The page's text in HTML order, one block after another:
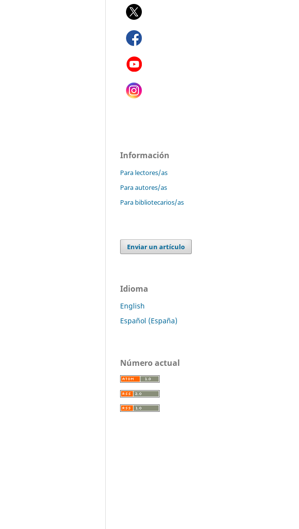
Información
Para lectores/as
Para autores/as
Para bibliotecarios/as
Enviar un artículo
Idioma
English
Español (España)
Número actual